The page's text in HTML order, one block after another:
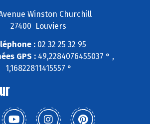
Winston Churchill
27400 Louviers
:02 32 25 32 95
GPS :49,2284076455037 ° ,
1,16822811415557 °